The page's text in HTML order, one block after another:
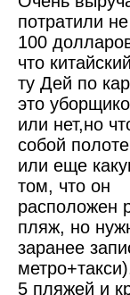
потратили
100
что
ту Дей по
это
или нет,но
собой
или еще
том, что он
расположен
пляж, но
заранее
5 пляжей и